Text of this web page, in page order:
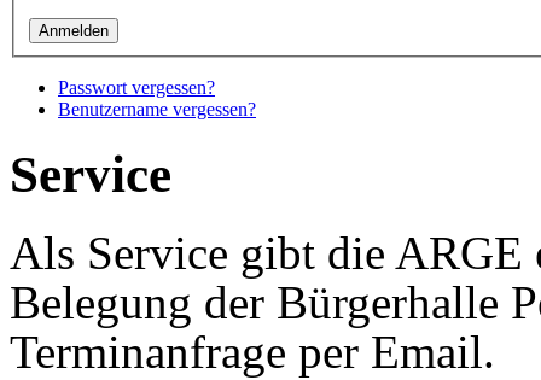
Passwort vergessen?
Benutzername vergessen?
Service
Als Service gibt die
Belegung der Bürgerhalle
Terminanfrage per Email.